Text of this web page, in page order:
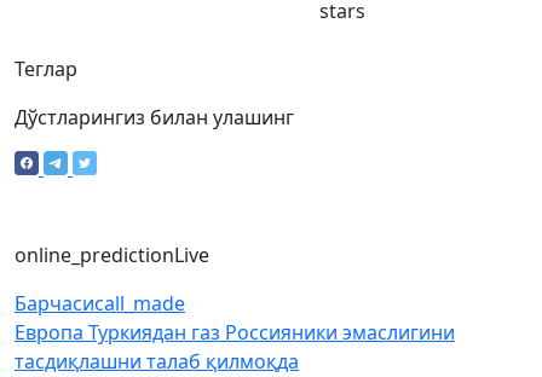
Теглар
stars
Дўстларингиз билан улашинг
online_predictionLive
Барчасиcall_made
Европа Туркиядан газ Россияники эмаслигини
тасдиқлашни талаб қилмоқда